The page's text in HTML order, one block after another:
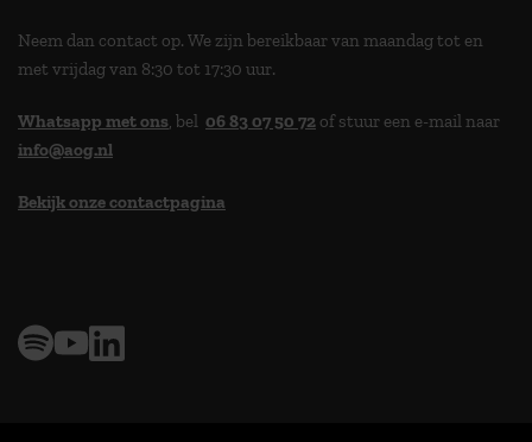
Neem dan contact op. We zijn bereikbaar van maandag tot en
met vrijdag van 8:30 tot 17:30 uur.
Whatsapp met ons, bel 06 83 07 50 72 of stuur een e-mail naar
info@aog.nl
Bekijk onze contactpagina